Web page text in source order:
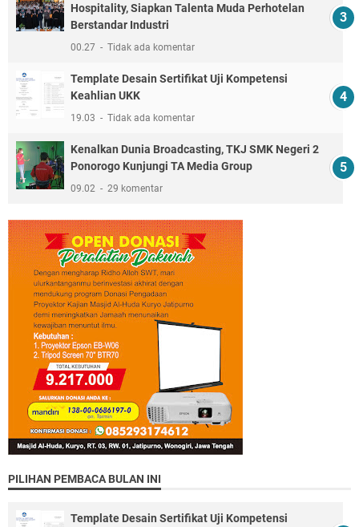
Hospitality, Siapkan Talenta Muda Perhotelan
Berstandar Industri
00.27 Tidak ada komentar
Template Desain Sertifikat Uji Kompetensi
Keahlian UKK
19.03 Tidak ada komentar
Kenalkan Dunia Broadcasting, TKJ SMK Negeri 2
Ponorogo Kunjungi TA Media Group
09.02 29 komentar
PILIHAN PEMBACA BULAN INI
Template Desain Sertifikat Uji Kompetensi